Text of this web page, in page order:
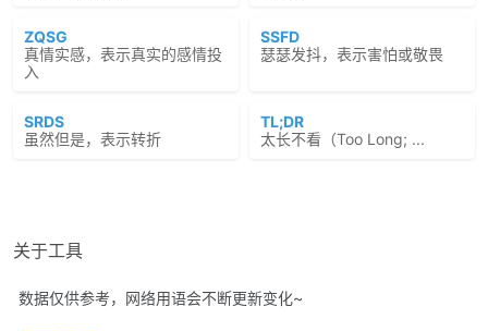
ZQSG
真情实感，表示真实的感情投
入
SSFD
瑟瑟发抖，表示害怕或敬畏
SRDS
虽然但是，表示转折
TL;DR
太长不看（Too Long; ...
关于工具
数据仅供参考，网络用语会不断更新变化~